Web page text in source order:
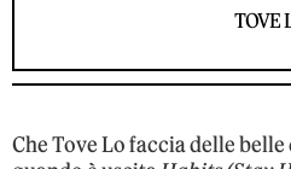
TOVE
Che Tove Lo faccia delle